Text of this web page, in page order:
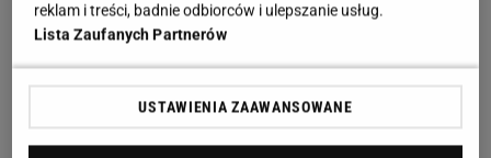
reklam i treści, badnie odbiorców i ulepszanie usług.
Lista Zaufanych Partnerów
USTAWIENIA ZAAWANSOWANE